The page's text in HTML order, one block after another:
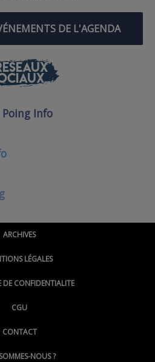
DE L'AGENDA
Info
ARCHIVES
LÉGALES
DE CONFIDENTIALITE
CGU
CONTACT
NOUS ?